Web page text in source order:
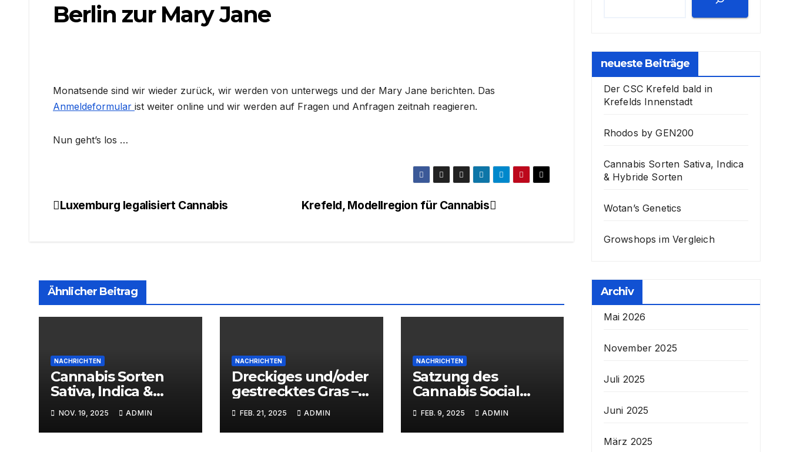
Berlin zur Mary Jane
Monatsende sind wir wieder zurück, wir werden von unterwegs und der Mary Jane berichten. Das
Anmeldeformular ist weiter online und wir werden auf Fragen und Anfragen zeitnah reagieren.
Nun geht’s los …
Beitragsnavigation Krefeld, Modellregion für Cannabis
Luxemburg legalisiert Cannabis
Ähnlicher Beitrag
NACHRICHTEN
Cannabis Sorten
Sativa, Indica &
Hybride Sorten
NOV. 19, 2025 ADMIN
NACHRICHTEN
Dreckiges und/oder
gestrecktes Gras –
darum braucht es
CSCs
FEB. 21, 2025 ADMIN
NACHRICHTEN
Satzung des
Cannabis Social
Club Krefeld (CSC
Krefeld) e. V.
FEB. 9, 2025 ADMIN
neueste Beiträge
Der CSC Krefeld bald in
Krefelds Innenstadt
Rhodos by GEN200
Cannabis Sorten Sativa, Indica
& Hybride Sorten
Wotan’s Genetics
Growshops im Vergleich
Archiv
Mai 2026
November 2025
Juli 2025
Juni 2025
März 2025